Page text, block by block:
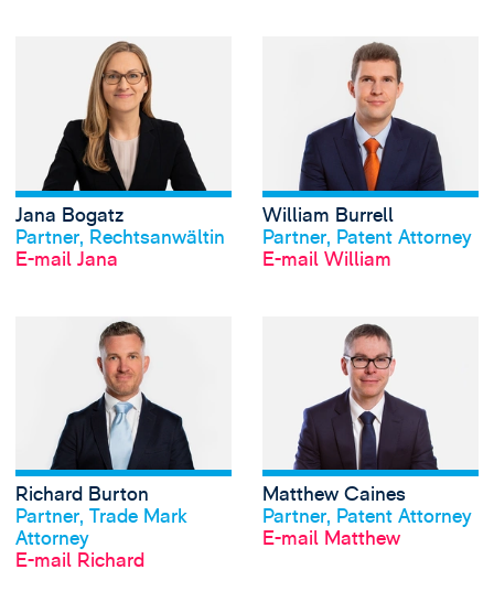
Jana Bogatz
Partner, Rechtsanwältin
E-mail Jana
View Jana
Profil anschauen
William Burrell
Partner, Patent Attorney
E-mail William
Profil anschauen
Richard Burton
Partner, Trade Mark
Attorney
E-mail Richard
View Richard
Profil anschauen
Matthew Caines
Partner, Patent Attorney
E-mail Matthew